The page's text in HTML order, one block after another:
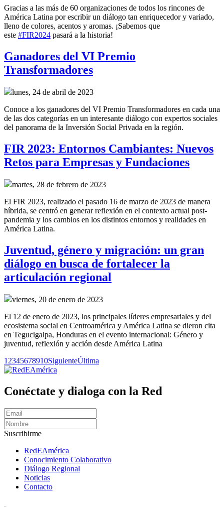
Gracias a las más de 60 organizaciones de todos los rincones de
América Latina por escribir un diálogo tan enriquecedor y variado,
lleno de colores, acentos y aromas. ¡Sabemos que
este #FIR2024 pasará a la historia!
Ganadores del VI Premio
Transformadores
lunes, 24 de abril de 2023
Conoce a los ganadores del VI Premio Transformadores en cada una
de las dos categorías en un interesante diálogo con expertos sociales
del panorama de la Inversión Social Privada en la región.
FIR 2023: Entornos Cambiantes: Nuevos
Retos para Empresas y Fundaciones
martes, 28 de febrero de 2023
El FIR 2023, realizado el pasado 16 de marzo de 2023 de manera
híbrida, se centró en generar reflexión en el contexto actual post-
pandemia y los cambios en los distintos entornos y realidades en
América Latina.
Juventud, género y migración: un gran
diálogo en busca de fortalecer la
articulación regional
viernes, 20 de enero de 2023
El 12 de enero de 2023, los principales líderes empresariales y del
ecosistema social en Centroamérica y América Latina se dieron cita
en Tegucigalpa, Honduras en el evento internacional: Género y
juventud, reflexión y acción desde América Latina
1 2345678910SiguienteÚltima
Conéctate y dialoga con la Red
Suscribirme
RedEAmérica
Conocimiento Colaborativo
Diálogo Regional
Noticias
Contacto